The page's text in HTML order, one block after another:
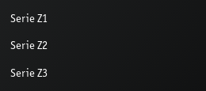
Serie Z1
Serie Z2
Serie Z3